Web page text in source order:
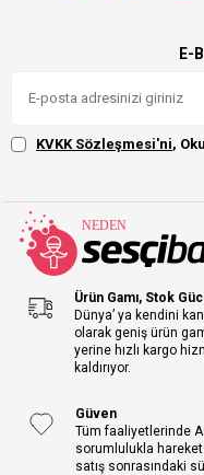
E-
KVKK Sözleşmesi'ni,
Ürün Gamı, Stok
Dünya’ ya kendini
olarak geniş ürün
yerine hızlı kargo
kaldırıyor.
Güven
Tüm faaliyetlerinde
sorumlulukla
satış sonrasındaki